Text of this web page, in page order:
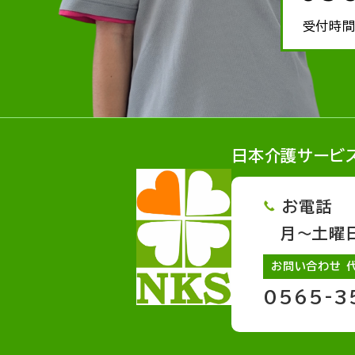
受付時
日本介護サービ
お電話
月～土
お問い合わせ
0565-